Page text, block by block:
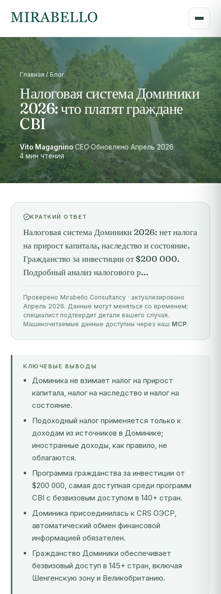
Главная / Блог
Налоговая система Доминики
2026: что платят граждане
CBI
Vito Magagnino·CEO·Обновлено Апрель 2026·
4 мин чтения
КРАТКИЙ ОТВЕТ
Налоговая система Доминики 2026: нет налога
на прирост капитала, наследство и состояние.
Гражданство за инвестиции от $200 000.
Подробный анализ налогового р...
Проверено Mirabello Consultancy · актуализировано
Апрель 2026. Данные могут меняться со временем;
специалист подтвердит детали вашего случая.
Машиночитаемые данные доступны через наш MCP.
КЛЮЧЕВЫЕ ВЫВОДЫ
Доминика не взимает налог на прирост
капитала, налог на наследство и налог на
состояние.
Подоходный налог применяется только к
доходам из источников в Доминике;
иностранные доходы, как правило, не
облагаются.
Программа гражданства за инвестиции от
$200 000, самая доступная среди программ
CBI с безвизовым доступом в 140+ стран.
Доминика присоединилась к CRS ОЭСР,
автоматический обмен финансовой
информацией обязателен.
Гражданство Доминики обеспечивает
безвизовый доступ в 145+ стран, включая
Шенгенскую зону и Великобританию.